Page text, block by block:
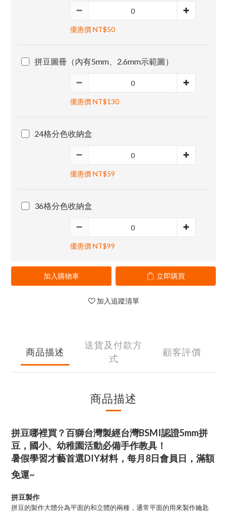
優惠價 NT$50
拼豆圖冊（內有5mm、2.6mm示範圖）
優惠價 NT$130
24格分色收納盒
優惠價 NT$59
36格分色收納盒
優惠價 NT$99
加入購物車 立即購買
加入追蹤清單
商品描述
送貨及付款方
式
顧客評價
商品描述
拼豆哪裡買？百獅台灣製經台灣BSMI認證5mm拼
豆，國小、幼稚園活動必備手作教具！
暑假學習才藝首選DIY材料，每月8日會員日，滿額
免運~
拼豆製作
拼豆的製作大體分為平面的和立體的兩種，通常平面的用來製作鑰匙